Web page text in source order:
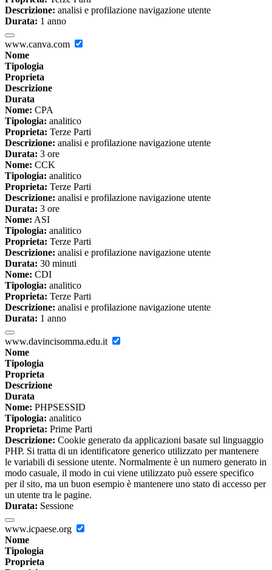
Descrizione: analisi e profilazione navigazione utente
Durata: 1 anno
www.canva.com
Nome
Tipologia
Proprieta
Descrizione
Durata
Nome: CPA
Tipologia: analitico
Proprieta: Terze Parti
Descrizione: analisi e profilazione navigazione utente
Durata: 3 ore
Nome: CCK
Tipologia: analitico
Proprieta: Terze Parti
Descrizione: analisi e profilazione navigazione utente
Durata: 3 ore
Nome: ASI
Tipologia: analitico
Proprieta: Terze Parti
Descrizione: analisi e profilazione navigazione utente
Durata: 30 minuti
Nome: CDI
Tipologia: analitico
Proprieta: Terze Parti
Descrizione: analisi e profilazione navigazione utente
Durata: 1 anno
www.davincisomma.edu.it
Nome
Tipologia
Proprieta
Descrizione
Durata
Nome: PHPSESSID
Tipologia: analitico
Proprieta: Prime Parti
Descrizione: Cookie generato da applicazioni basate sul linguaggio
PHP. Si tratta di un identificatore generico utilizzato per mantenere
le variabili di sessione utente. Normalmente è un numero generato in
modo casuale, il modo in cui viene utilizzato può essere specifico
per il sito, ma un buon esempio è mantenere uno stato di accesso per
un utente tra le pagine.
Durata: Sessione
www.icpaese.org
Nome
Tipologia
Proprieta